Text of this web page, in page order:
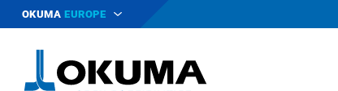
OKUMA EUROPE